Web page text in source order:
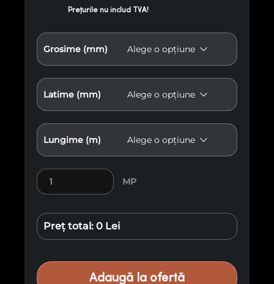
Prețurile nu includ TVA!
Grosime (mm)
Latime (mm)
Lungime (m)
Cantitate Molid învechit cioplit E61
MP
Preț total: 0 Lei
Adaugă la ofertă